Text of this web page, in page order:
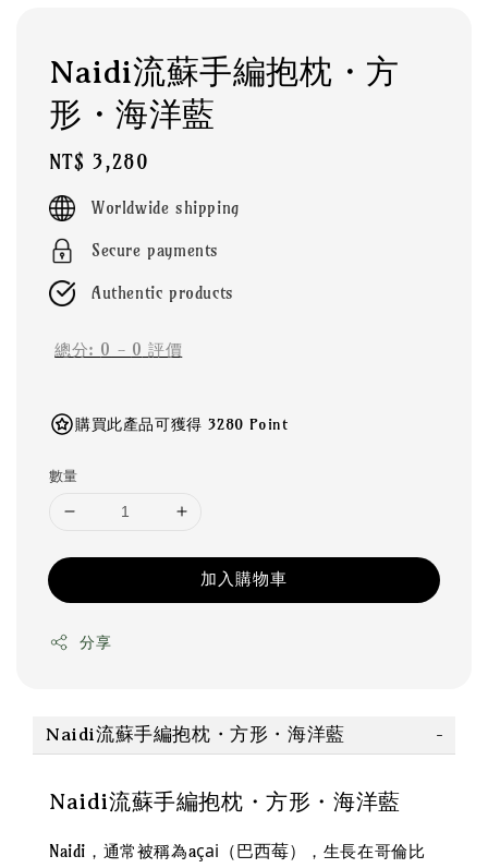
Naidi流蘇手編抱枕・方
形・海洋藍
Regular
price
NT$ 3,280
Worldwide shipping
Secure payments
Authentic products
總分: 0 - 0 評價
購買此產品可獲得 3280 Point
數量
加入購物車
分享
Naidi流蘇手編抱枕・方形・海洋藍
Naidi流蘇手編抱枕・方形・海洋藍
Naidi，通常被稱為açai（巴西莓）
，生長在哥倫比